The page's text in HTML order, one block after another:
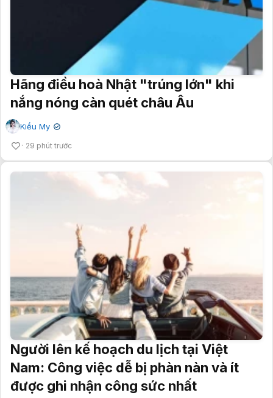
Hãng điều hoà Nhật "trúng lớn" khi
nắng nóng càn quét châu Âu
Kiều My ✔
29 phút trước
Người lên kế hoạch du lịch tại Việt
Nam: Công việc dễ bị phàn nàn và ít
được ghi nhận công sức nhất